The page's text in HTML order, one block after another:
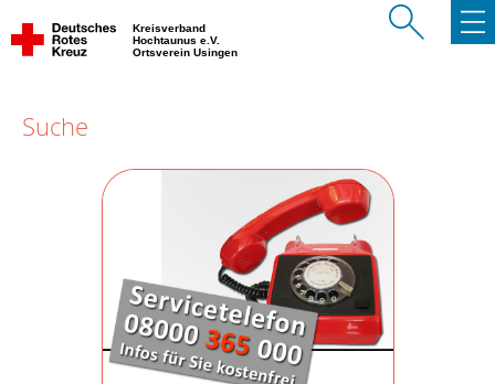
Kreisverband
Hochtaunus e.V.
Ortsverein Usingen
Suche